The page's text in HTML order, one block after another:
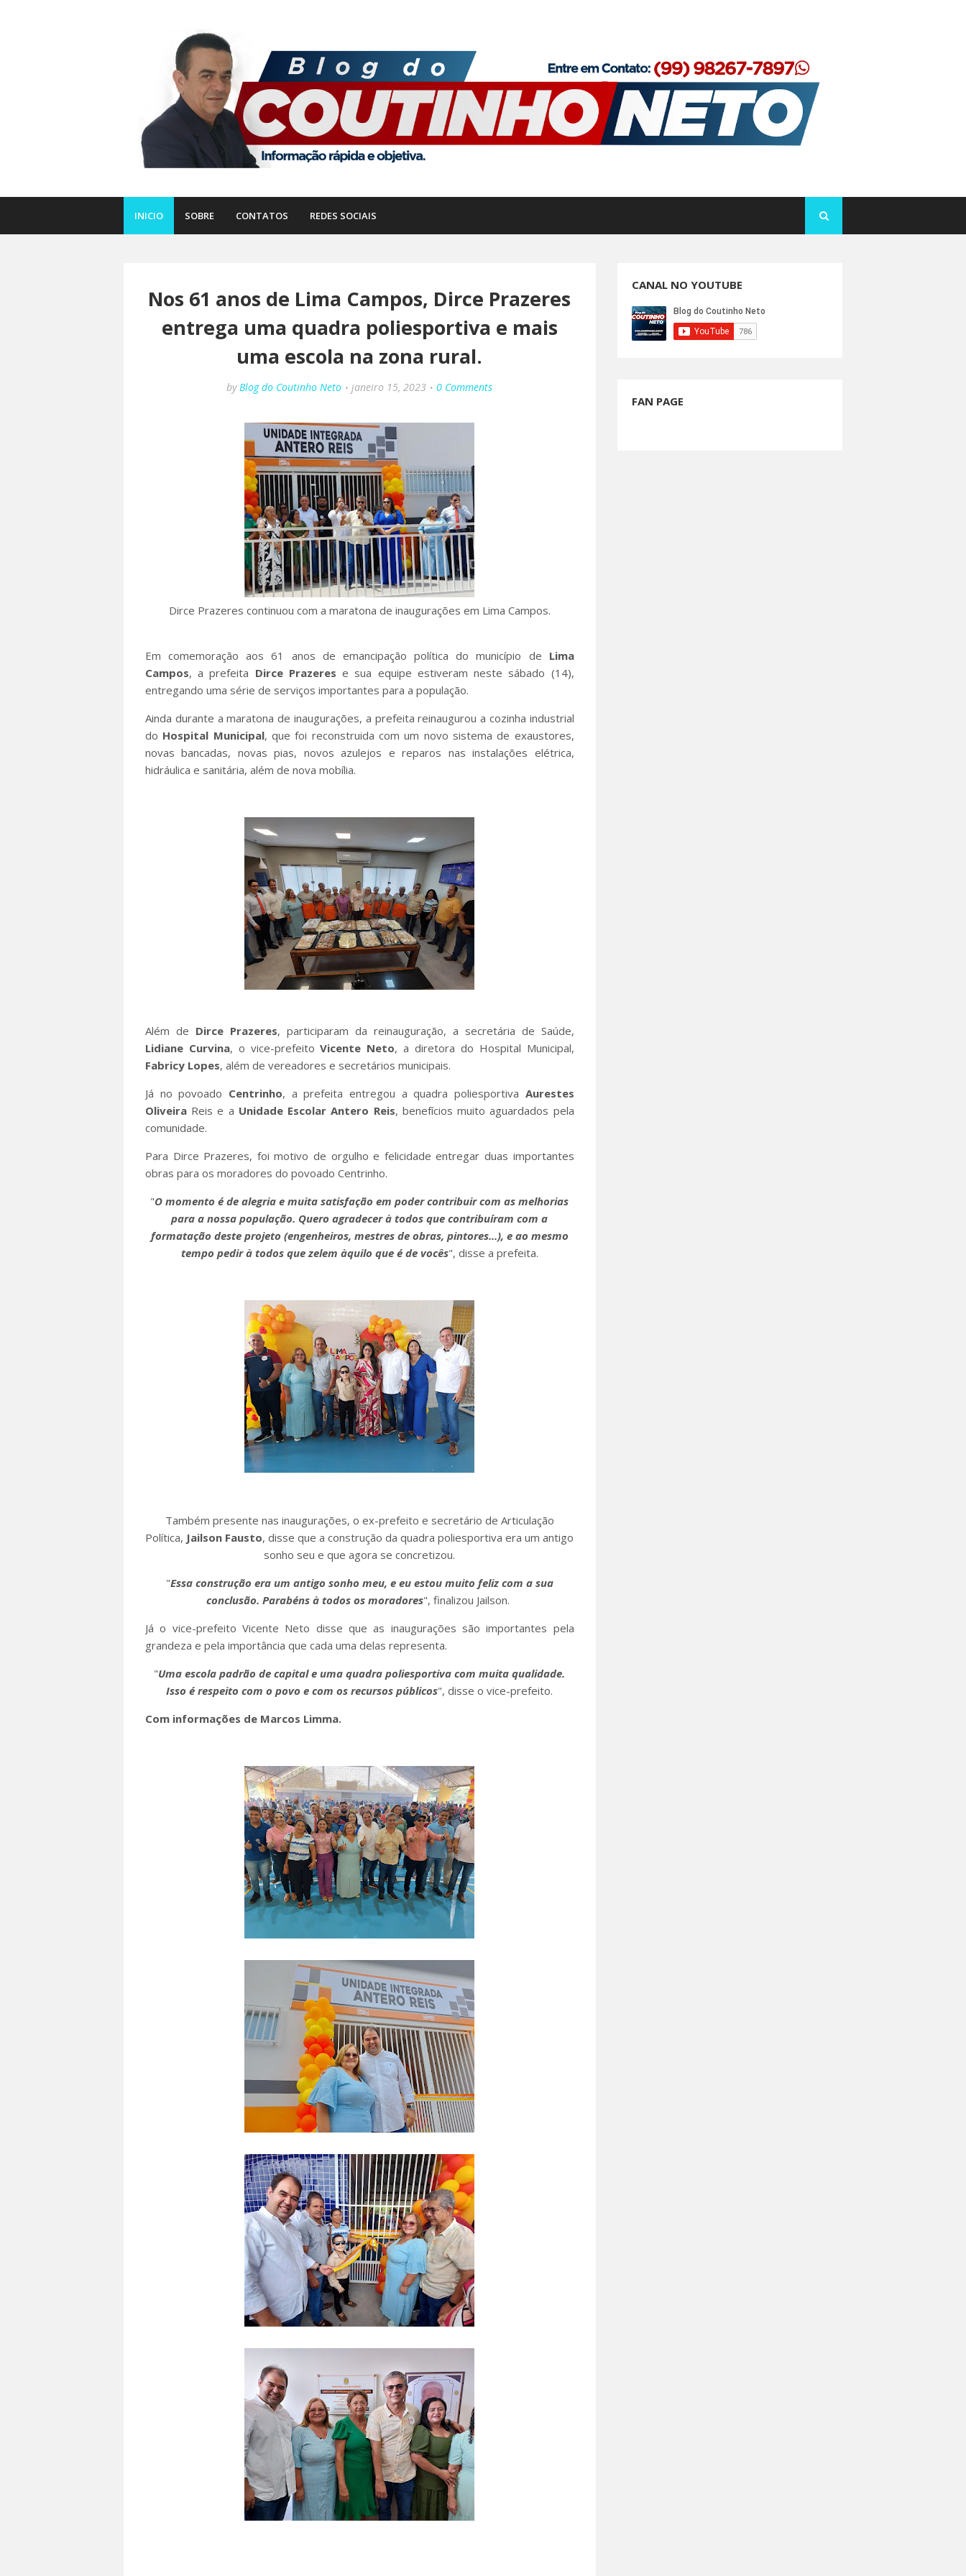
INICIO SOBRE CONTATOS REDES SOCIAIS
Nos 61 anos de Lima Campos, Dirce Prazeres
entrega uma quadra poliesportiva e mais
uma escola na zona rural.
by Blog do Coutinho Neto janeiro 15, 2023 0 Comments
Dirce Prazeres continuou com a maratona de inaugurações em Lima Campos.
Em comemoração aos 61 anos de emancipação política do município de Lima
Campos, a prefeita Dirce Prazeres e sua equipe estiveram neste sábado (14),
entregando uma série de serviços importantes para a população.
Ainda durante a maratona de inaugurações, a prefeita reinaugurou a cozinha industrial
do Hospital Municipal, que foi reconstruida com um novo sistema de exaustores,
novas bancadas, novas pias, novos azulejos e reparos nas instalações elétrica,
hidráulica e sanitária, além de nova mobília.
Além de Dirce Prazeres, participaram da reinauguração, a secretária de Saúde,
Lidiane Curvina, o vice-prefeitoVicente Neto, a diretora do Hospital Municipal,
Fabricy Lopes, além de vereadores e secretários municipais.
Já no povoado Centrinho, a prefeita entregou a quadra poliesportiva Aurestes
Oliveira Reis e a Unidade Escolar Antero Reis, benefícios muito aguardados pela
comunidade.
Para Dirce Prazeres, foi motivo de orgulho e felicidade entregar duas importantes
obras para os moradores do povoado Centrinho.
"O momento é de alegria e muita satisfação em poder contribuir com as melhorias
para a nossa população. Quero agradecer à todos que contribuíram com a
formatação deste projeto (engenheiros, mestres de obras, pintores...), e ao mesmo
tempo pedir à todos que zelem àquilo que é de vocês", disse a prefeita.
Também presente nas inaugurações, o ex-prefeito e secretário de Articulação
Política, Jailson Fausto, disse que a construção da quadra poliesportiva era um antigo
sonho seu e que agora se concretizou.
"Essa construção era um antigo sonho meu, e eu estou muito feliz com a sua
conclusão. Parabéns à todos os moradores", finalizou Jailson.
Já o vice-prefeito Vicente Neto disse que as inaugurações são importantes pela
grandeza e pela importância que cada uma delas representa.
"Uma escola padrão de capital e uma quadra poliesportiva com muita qualidade.
Isso é respeito com o povo e com os recursos públicos", disse o vice-prefeito.
Com informações de Marcos Limma.
CANAL NO YOUTUBE
FAN PAGE